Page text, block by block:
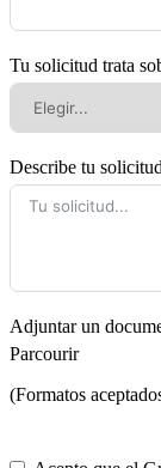
Tu solicitud trata
Describe tu solicitud
Adjuntar un
Parcourir
(Formatos